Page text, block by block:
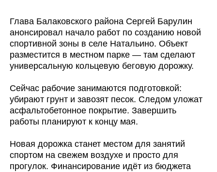
Глава Балаковского района Сергей Барулин
анонсировал начало работ по созданию новой
спортивной зоны в селе Натальино. Объект
разместится в местном парке — там сделают
универсальную кольцевую беговую дорожку.
Сейчас рабочие занимаются подготовкой:
убирают грунт и завозят песок. Следом уложат
асфальтобетонное покрытие. Завершить
работы планируют к концу мая.
Новая дорожка станет местом для занятий
спортом на свежем воздухе и просто для
прогулок. Финансирование идёт из бюджета